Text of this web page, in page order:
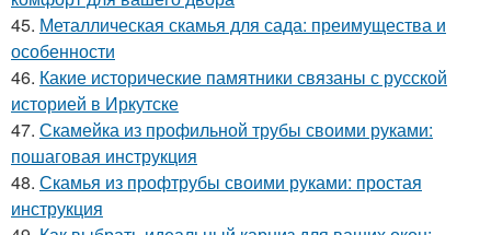
45. Металлическая скамья для сада: преимущества и
особенности
46. Какие исторические памятники связаны с русской
историей в Иркутске
47. Скамейка из профильной трубы своими руками:
пошаговая инструкция
48. Скамья из профтрубы своими руками: простая
инструкция